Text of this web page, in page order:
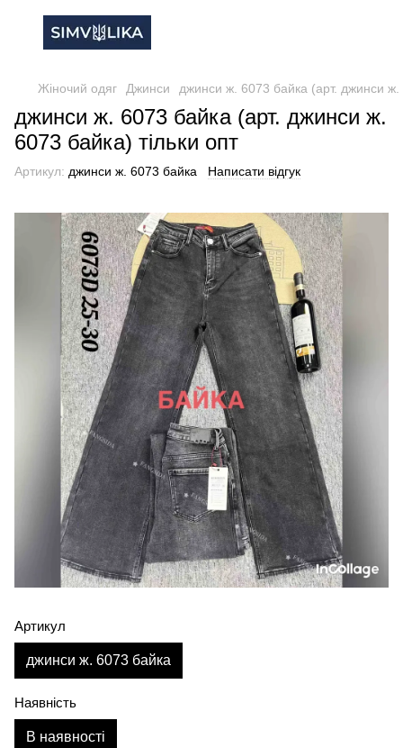
Жіночий одяг Джинси джинси ж. 6073 байка (арт. джинси ж.
джинси ж. 6073 байка (арт. джинси ж.
6073 байка) тільки опт
Артикул: джинси ж. 6073 байка Написати відгук
Артикул
джинси ж. 6073 байка
Наявність
В наявності